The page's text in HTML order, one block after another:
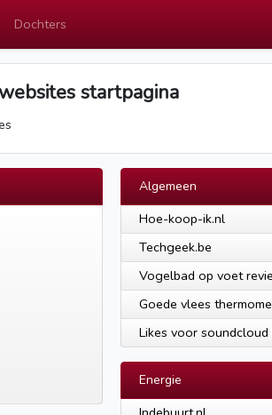
Dochters
startpagina
Algemeen
Hoe-koop-ik.nl
Techgeek.be
Vogelbad op voet
Goede vlees
Likes voor
Energie